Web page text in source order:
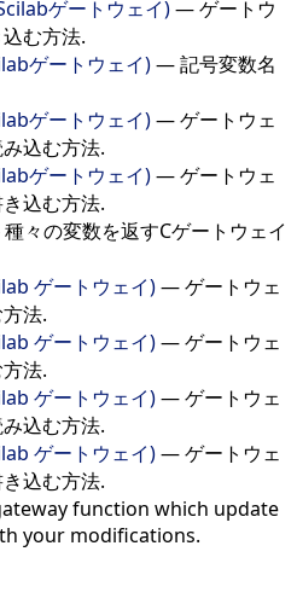
ゲートウェイ)—ゲートウ
む方法.
ゲートウェイ)—記号変数名
ゲートウェイ)—ゲートウェ
込む方法.
ゲートウェイ)—ゲートウェ
込む方法.
種々の変数を返すCゲートウェイ
ゲートウェイ)—ゲートウェ
法.
ゲートウェイ)—ゲートウェ
法.
ゲートウェイ)—ゲートウェ
込む方法.
ゲートウェイ)—ゲートウェ
込む方法.
function which update
your modifications.